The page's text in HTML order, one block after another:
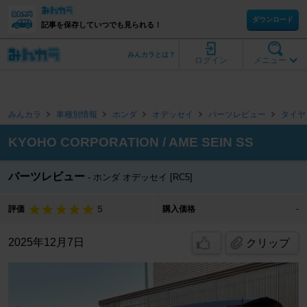
記事を保存していつでも見られる！
ダウンロード
メニュー
ログイン
みんカラとは？
みんカラ 車種別情報 ホンダ オデッセイ パーツレビュー タイ
KYOHO CORPORATION / AME SEIN SS
パーツレビュー ホンダ オデッセイ [RC5]
評価 5 購入価格 -
2025年12月7日 クリップ